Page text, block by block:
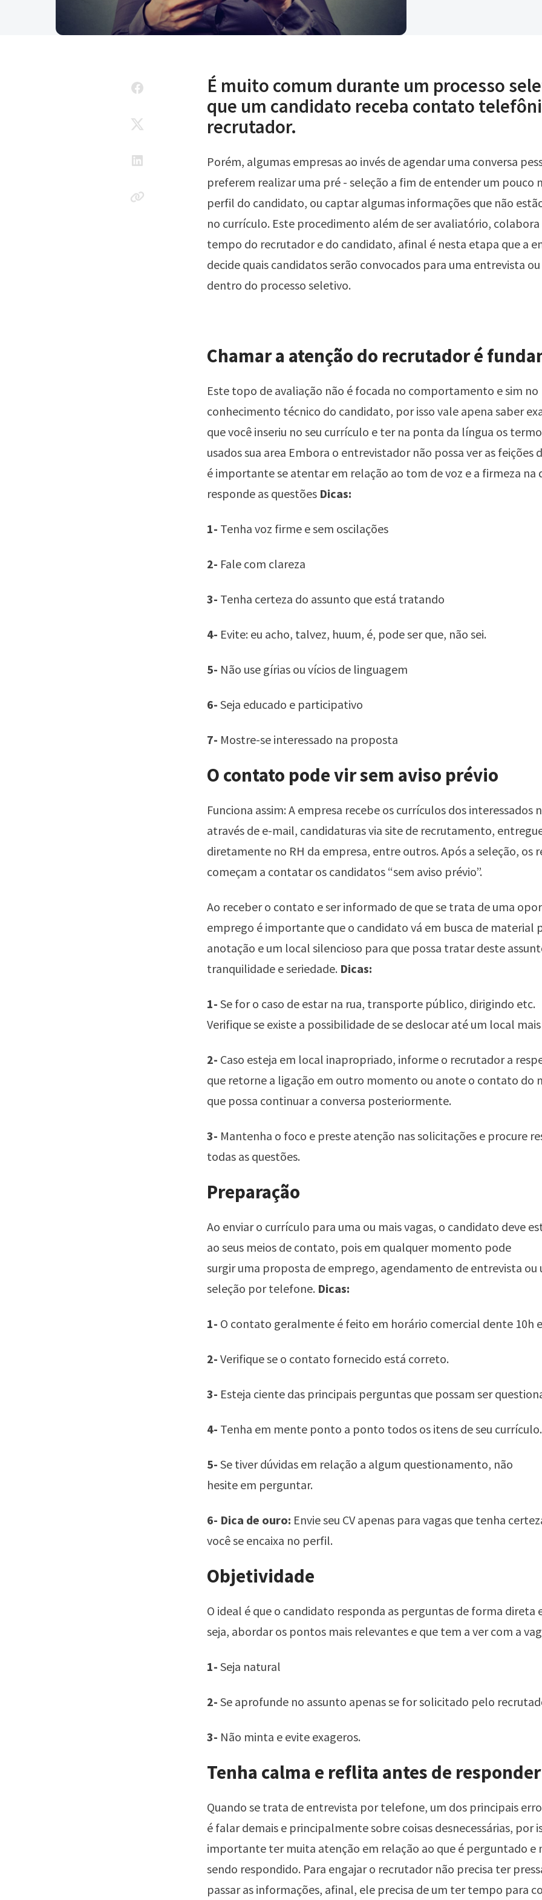
É muito comum durante um processo
que um candidato receba contato
recrutador.
Porém, algumas empresas ao invés de agendar uma conversa
preferem realizar uma pré - seleção a fim de entender um pouco
perfil do candidato, ou captar algumas informações que não
no currículo. Este procedimento além de ser avaliatório,
tempo do recrutador e do candidato, afinal é nesta etapa que a
decide quais candidatos serão convocados para uma entrevista
dentro do processo seletivo.
Chamar a atenção do recrutador é
Este topo de avaliação não é focada no comportamento e sim no
conhecimento técnico do candidato, por isso vale apena saber
que você inseriu no seu currículo e ter na ponta da língua os
usados sua area Embora o entrevistador não possa ver as feições
é importante se atentar em relação ao tom de voz e a firmeza na
responde as questões Dicas:
1- Tenha voz firme e sem oscilações
2- Fale com clareza
3- Tenha certeza do assunto que está tratando
4- Evite: eu acho, talvez, huum, é, pode ser que, não sei.
5- Não use gírias ou vícios de linguagem
6- Seja educado e participativo
7- Mostre-se interessado na proposta
O contato pode vir sem aviso prévio
Funciona assim: A empresa recebe os currículos dos interessados
através de e-mail, candidaturas via site de recrutamento,
diretamente no RH da empresa, entre outros. Após a seleção, os
começam a contatar os candidatos “sem aviso prévio”.
Ao receber o contato e ser informado de que se trata de uma
emprego é importante que o candidato vá em busca de material
anotação e um local silencioso para que possa tratar deste
tranquilidade e seriedade. Dicas:
1- Se for o caso de estar na rua, transporte público, dirigindo etc.
Verifique se existe a possibilidade de se deslocar até um local
2- Caso esteja em local inapropriado, informe o recrutador a
que retorne a ligação em outro momento ou anote o contato do
que possa continuar a conversa posteriormente.
3- Mantenha o foco e preste atenção nas solicitações e procure
todas as questões.
Preparação
Ao enviar o currículo para uma ou mais vagas, o candidato deve
ao seus meios de contato, pois em qualquer momento pode
surgir uma proposta de emprego, agendamento de entrevista ou
seleção por telefone. Dicas:
1- O contato geralmente é feito em horário comercial dente 10h
2- Verifique se o contato fornecido está correto.
3- Esteja ciente das principais perguntas que possam ser
4- Tenha em mente ponto a ponto todos os itens de seu currículo.
5- Se tiver dúvidas em relação a algum questionamento, não
hesite em perguntar.
6- Dica de ouro: Envie seu CV apenas para vagas que tenha
você se encaixa no perfil.
Objetividade
O ideal é que o candidato responda as perguntas de forma direta
seja, abordar os pontos mais relevantes e que tem a ver com a
1- Seja natural
2- Se aprofunde no assunto apenas se for solicitado pelo
3- Não minta e evite exageros.
Tenha calma e reflita antes de responder
Quando se trata de entrevista por telefone, um dos principais
é falar demais e principalmente sobre coisas desnecessárias, por
importante ter muita atenção em relação ao que é perguntado e
sendo respondido. Para engajar o recrutador não precisa ter
passar as informações, afinal, ele precisa de um ter tempo para